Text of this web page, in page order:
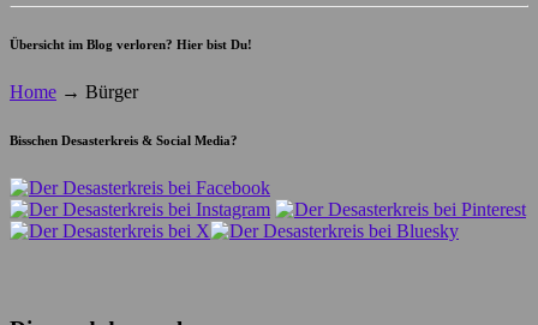
Übersicht im Blog verloren? Hier bist Du!
Home → Bürger
Bisschen Desasterkreis & Social Media?